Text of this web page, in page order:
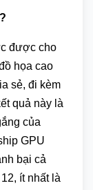
được cho
họa cao
sẻ, đi kèm
quả này là
của
GPU
bại cả
ít nhất là